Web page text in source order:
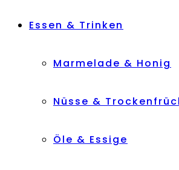
Essen & Trinken
Marmelade & Honig
Nüsse &
Öle & Essige